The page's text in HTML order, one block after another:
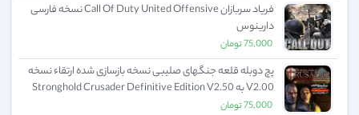
فریاد سربازان Call Of Duty United Offensive نسخه فارسی
دارینوس
75,000تومان
پچ دوبله قلعه جنگهای صلیبی نسخه بازسازی شده ارتقاء نسخه
V2.00 به Stronghold Crusader Definitive Edition V2.50
دوبله فارسی دارینوس
75,000تومان